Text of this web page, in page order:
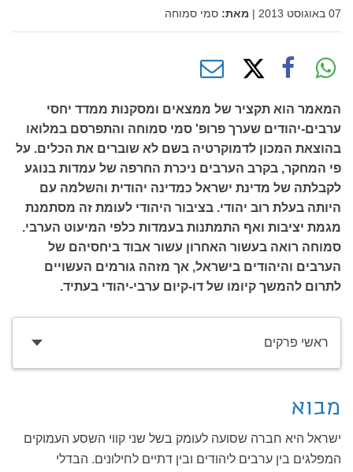
07 באוגוסט 2013 | מאת: סמי סמוחה
המאמר הוא תקציר של ממצאים ומסקנות ממדד יחסי
ערבים-יהודים שערך פרופ' סמי סמוחה והתפרסם במלואו
בהוצאת המכון לדמוקרטיה בשם לא שוברים את הכלים. על
פי המחקר, בקרב הערבים ניכרת החרפה של עמדות בנוגע
לקבלתה של מדינת ישראל כמדינה יהודית והשלמה עם
היותה בעלת רוב יהודי. בציבור היהודי לעומת זה מסתמנת
מגמת יציבות ואף התמתנות בעמדות כלפי המיעוט הערבי.
סמוחה רואה בעשור האחרון עשור אבוד ביחסיהם של
הערבים והיהודים בישראל, אך מזהה גורמים העשויים
לתרום להמשך קיומו של דו-קיום ערבי-יהודי בעתיד.
ראשי פרקים
מבוא
ישראל היא חברה שסועה לעומק בשל שני קווי השסע העמוקים
המפלגים בין ערבים ליהודים ובין דתיים לחילונים. הבדלי